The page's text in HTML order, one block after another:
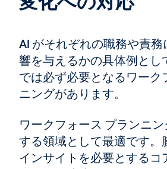
AI がそれぞれの職務や責
響を与えるかの具体例とし
では必ず必要となるワーク
ニングがあります。
ワークフォース プランニ
する領域として最適です。
インサイトを必要とするコ